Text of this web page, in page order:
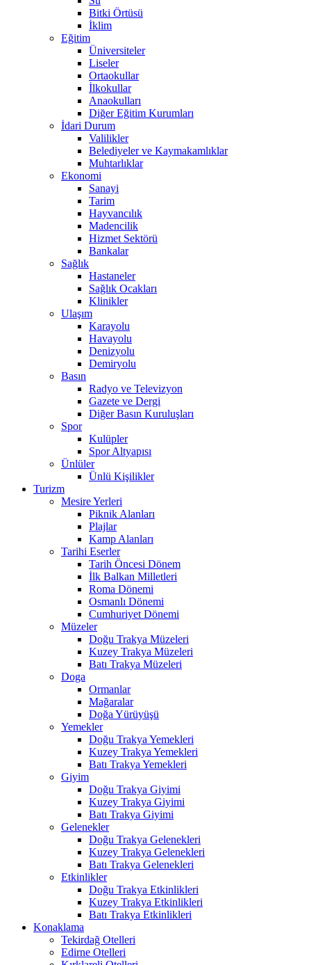
Bitki Örtüsü
İklim
Eğitim
Üniversiteler
Liseler
Ortaokullar
İlkokullar
Anaokulları
Diğer Eğitim Kurumları
İdari Durum
Valilikler
Belediyeler ve Kaymakamlıklar
Muhtarlıklar
Ekonomi
Sanayi
Tarim
Hayvancılık
Madencilik
Hizmet Sektörü
Bankalar
Sağlık
Hastaneler
Sağlık Ocakları
Klinikler
Ulaşım
Karayolu
Havayolu
Denizyolu
Demiryolu
Basın
Radyo ve Televizyon
Gazete ve Dergi
Diğer Basın Kuruluşları
Spor
Kulüpler
Spor Altyapısı
Ünlüler
Ünlü Kişilikler
Turizm
Mesire Yerleri
Piknik Alanları
Plajlar
Kamp Alanları
Tarihi Eserler
Tarih Öncesi Dönem
İlk Balkan Milletleri
Roma Dönemi
Osmanlı Dönemi
Cumhuriyet Dönemi
Müzeler
Doğu Trakya Müzeleri
Kuzey Trakya Müzeleri
Batı Trakya Müzeleri
Doga
Ormanlar
Mağaralar
Doğa Yürüyüşü
Yemekler
Doğu Trakya Yemekleri
Kuzey Trakya Yemekleri
Batı Trakya Yemekleri
Giyim
Doğu Trakya Giyimi
Kuzey Trakya Giyimi
Batı Trakya Giyimi
Gelenekler
Doğu Trakya Gelenekleri
Kuzey Trakya Gelenekleri
Batı Trakya Gelenekleri
Etkinlikler
Doğu Trakya Etkinlikleri
Kuzey Trakya Etkinlikleri
Batı Trakya Etkinlikleri
Konaklama
Tekirdağ Otelleri
Edirne Otelleri